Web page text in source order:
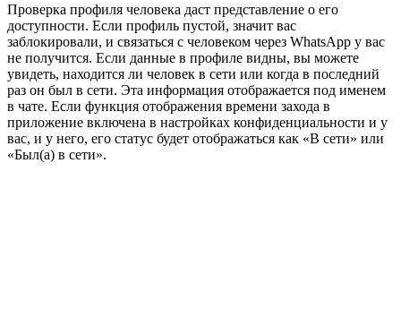
Проверка профиля человека даст представление о его
доступности. Если профиль пустой, значит вас
заблокировали, и связаться с человеком через WhatsApp у вас
не получится. Если данные в профиле видны, вы можете
увидеть, находится ли человек в сети или когда в последний
раз он был в сети. Эта информация отображается под именем
в чате. Если функция отображения времени захода в
приложение включена в настройках конфиденциальности и у
вас, и у него, его статус будет отображаться как «В сети» или
«Был(а) в сети».